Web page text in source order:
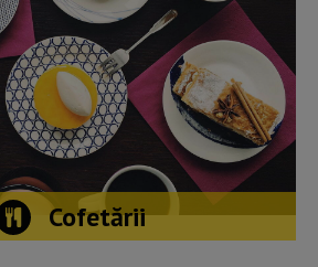
Cofetării